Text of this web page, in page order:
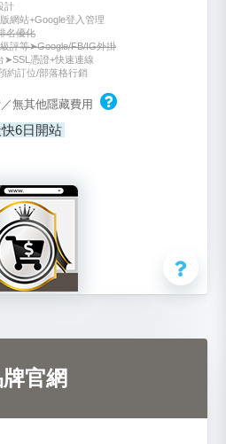
計
網站+Google登入管理
名優化
評等➤Google/FB/IG外掛
➤SSL憑證+快速連線
約訂位/部落格行銷
無其他隱藏費用
6日開站
官網